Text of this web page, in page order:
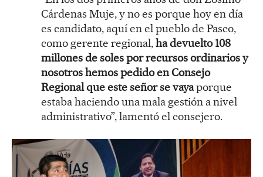
Cárdenas Muje, y no es porque hoy en día
es candidato, aquí en el pueblo de Pasco,
como gerente regional,ha devuelto 108
millones de soles por recursos ordinarios y
nosotros hemos pedido en Consejo
Regional que este señor se vayaporque
estaba haciendo una mala gestión a nivel
administrativo”, lamentó el consejero.